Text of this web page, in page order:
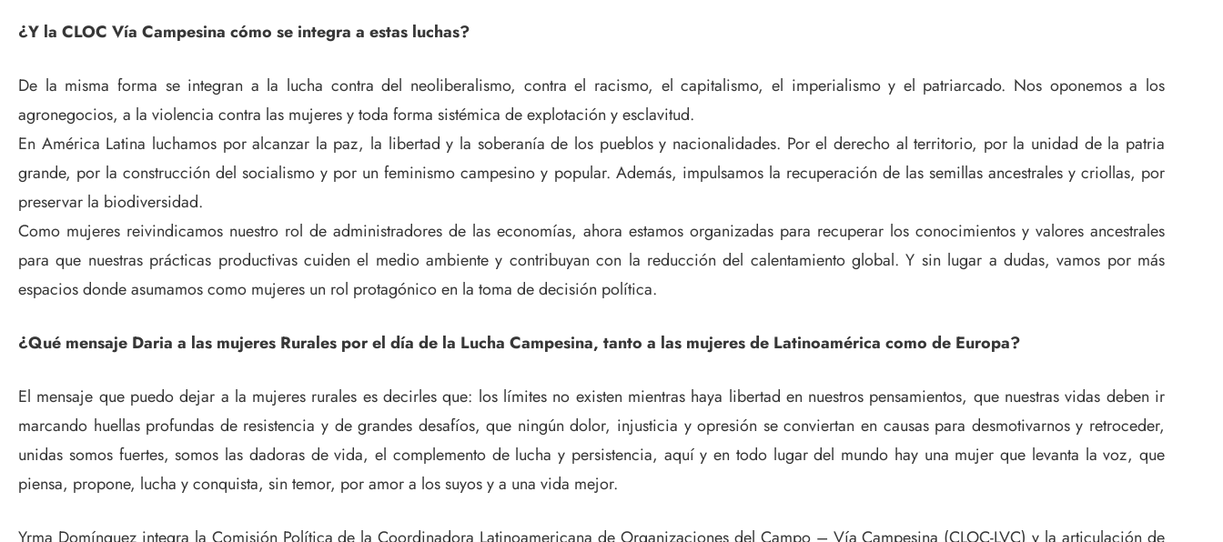
¿Y la CLOC Vía Campesina cómo se integra a estas luchas?
De la misma forma se integran a la lucha contra del neoliberalismo, contra el racismo, el capitalismo, el imperialismo y el patriarcado. Nos oponemos a los
agronegocios, a la violencia contra las mujeres y toda forma sistémica de explotación y esclavitud.
En América Latina luchamos por alcanzar la paz, la libertad y la soberanía de los pueblos y nacionalidades. Por el derecho al territorio, por la unidad de la patria
grande, por la construcción del socialismo y por un feminismo campesino y popular. Además, impulsamos la recuperación de las semillas ancestrales y criollas, por
preservar la biodiversidad.
Como mujeres reivindicamos nuestro rol de administradores de las economías, ahora estamos organizadas para recuperar los conocimientos y valores ancestrales
para que nuestras prácticas productivas cuiden el medio ambiente y contribuyan con la reducción del calentamiento global. Y sin lugar a dudas, vamos por más
espacios donde asumamos como mujeres un rol protagónico en la toma de decisión política.
¿Qué mensaje Daria a las mujeres Rurales por el día de la Lucha Campesina, tanto a las mujeres de Latinoamérica como de Europa?
El mensaje que puedo dejar a la mujeres rurales es decirles que: los límites no existen mientras haya libertad en nuestros pensamientos, que nuestras vidas deben ir
marcando huellas profundas de resistencia y de grandes desafíos, que ningún dolor, injusticia y opresión se conviertan en causas para desmotivarnos y retroceder,
unidas somos fuertes, somos las dadoras de vida, el complemento de lucha y persistencia, aquí y en todo lugar del mundo hay una mujer que levanta la voz, que
piensa, propone, lucha y conquista, sin temor, por amor a los suyos y a una vida mejor.